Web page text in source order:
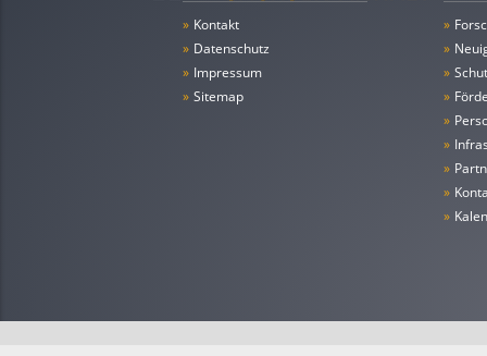
» Kontakt
» Datenschutz
» Impressum
» Sitemap
»
»
»
»
»
»
»
»
»